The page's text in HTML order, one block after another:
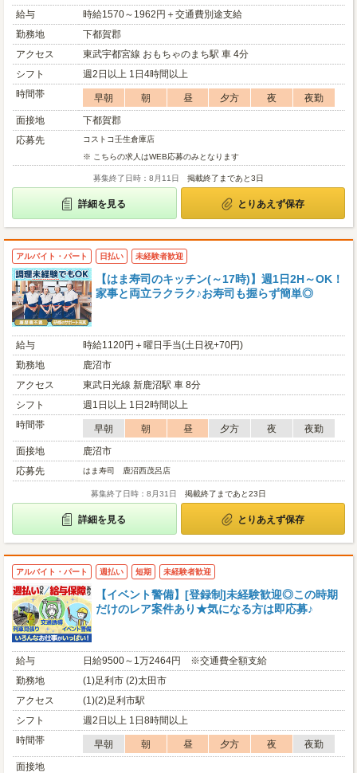
給与
時給1570～1962円＋交通費別途支給
勤務地
下都賀郡
アクセス
東武宇都宮線 おもちゃのまち駅 車 4分
シフト
週2日以上 1日4時間以上
時間帯
早朝 朝 昼 夕方 夜
夜勤
面接地
下都賀郡
応募先
コストコ壬生倉庫店
※ こちらの求人はWEB応募のみとなります
募集終了日時：8月11日 掲載終了まであと3日
詳細を見る とりあえず保存
アルバイト・パート 日払い 未経験者歓迎
【はま寿司のキッチン(～17時)】週1日2H～OK！
家事と両立ラクラク♪お寿司も握らず簡単◎
給与
時給1120円＋曜日手当(土日祝+70円)
勤務地
鹿沼市
アクセス
東武日光線 新鹿沼駅 車 8分
シフト
週1日以上 1日2時間以上
時間帯
早朝 朝 昼 夕方 夜
夜勤
面接地
鹿沼市
応募先
はま寿司 鹿沼西茂呂店
募集終了日時：8月31日 掲載終了まであと23日
詳細を見る とりあえず保存
アルバイト・パート 週払い 短期 未経験者歓迎
【イベント警備】[登録制]未経験歓迎◎この時期
だけのレア案件あり★気になる方は即応募♪
給与
日給9500～1万2464円 ※交通費全額支給
勤務地
(1)足利市 (2)太田市
アクセス
(1)(2)足利市駅
シフト
週2日以上 1日8時間以上
時間帯
早朝 朝 昼 夕方 夜
夜勤
面接地